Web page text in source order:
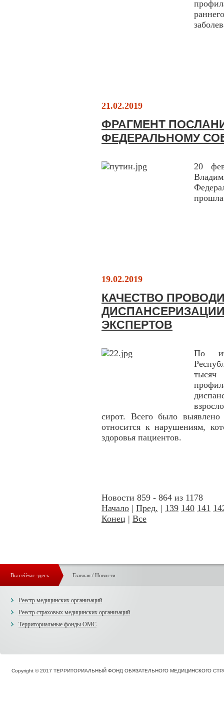
21.02.2019
ФРАГМЕНТ
ФЕДЕРАЛЬНОМУ
20
19.02.2019
КАЧЕСТВО
ЭКСПЕРТОВ
По
сирот. Всего было
относится к нарушениям,
здоровья пациентов.
Новости 859 - 864 из 1178
Начало | Пред. | 139 140 141
Конец | Все
Вы сейчас здесь: Главная/ Новости
Реестр медицинских организаций
Реестр страховых медицинских организаций
Территориальные фонды ОМС
Copyright © 2017 ТЕРРИТОРИАЛЬНЫЙ ФОНД ОБЯЗАТЕЛЬНОГО МЕДИЦИНСКОГО